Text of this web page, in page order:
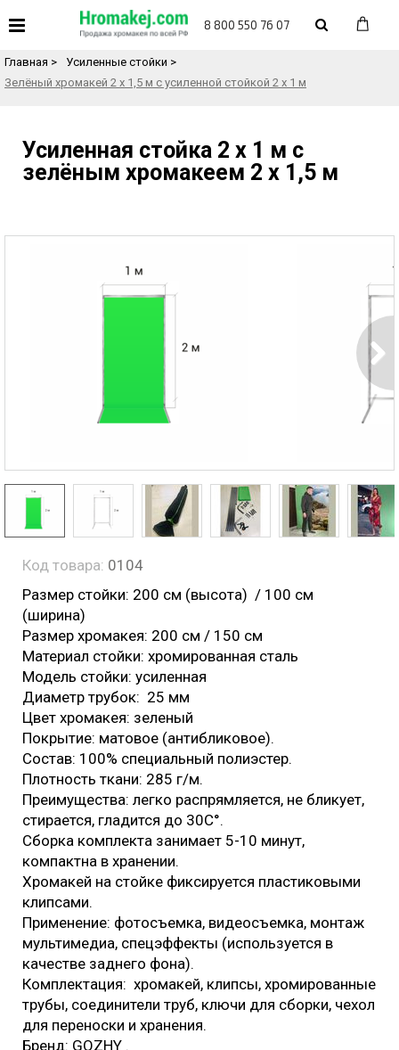
8 800 550 76 07
Назад в каталог товаров
Главная > Усиленные стойки >
Зелёный хромакей 2 х 1,5 м с усиленной стойкой 2 х 1 м
Усиленная стойка 2 х 1 м с
зелёным хромакеем 2 х 1,5 м
Код товара: 0104
Размер стойки: 200 см (высота) / 100 см
(ширина)
Размер хромакея: 200 см / 150 см
Материал стойки: хромированная сталь
Модель стойки: усиленная
Диаметр трубок: 25 мм
Цвет хромакея: зеленый
Покрытие: матовое (антибликовое).
Состав: 100% специальный полиэстер.
Плотность ткани: 285 г/м.
Преимущества: легко распрямляется, не бликует,
стирается, гладится до 30С°.
Cборка комплекта занимает 5-10 минут,
компактна в хранении.
Хромакей на стойке фиксируется пластиковыми
клипсами.
Применение: фотосъемка, видеосъемка, монтаж
мультимедиа, спецэффекты (используется в
качестве заднего фона).
Комплектация: хромакей, клипсы, хромированные
трубы, соединители труб, ключи для сборки, чехол
для переноски и хранения.
Бренд: GOZHY .